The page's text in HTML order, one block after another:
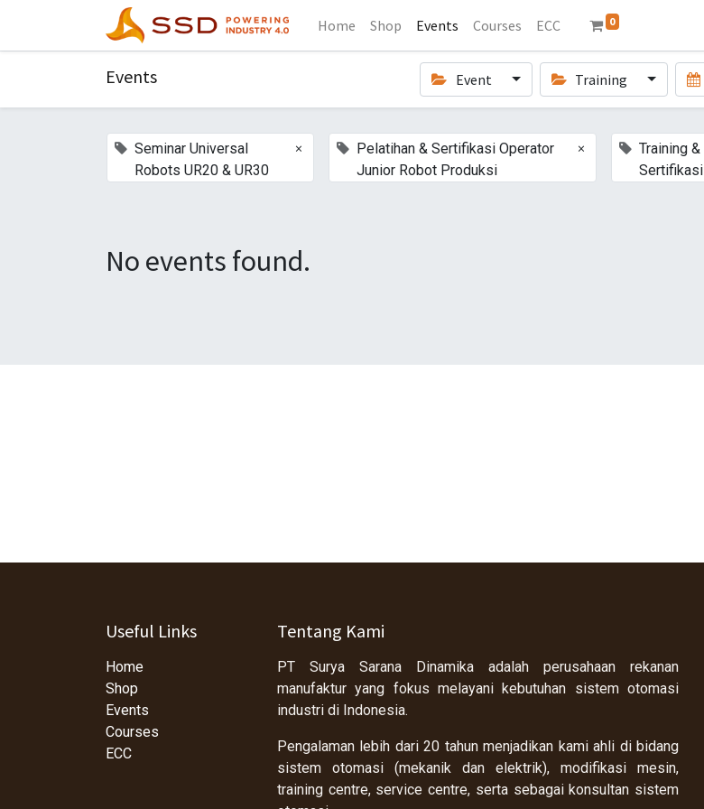
Home Shop Events Courses ECC 0
Events Event Training
Seminar Universal
Robots UR20 & UR30
×
Pelatihan & Sertifikasi Operator
Junior Robot Produksi
×
Training &
Sertifikasi
No events found.
Useful Links
Home
Shop
Events
Courses
ECC
Tentang Kami
PT Surya Sarana Dinamika adalah perusahaan rekanan
manufaktur yang fokus melayani kebutuhan sistem otomasi
industri di Indonesia.
Pengalaman lebih dari 20 tahun menjadikan kami ahli di bidang
sistem otomasi (mekanik dan elektrik), modifikasi mesin,
training centre, service centre, serta sebagai konsultan sistem